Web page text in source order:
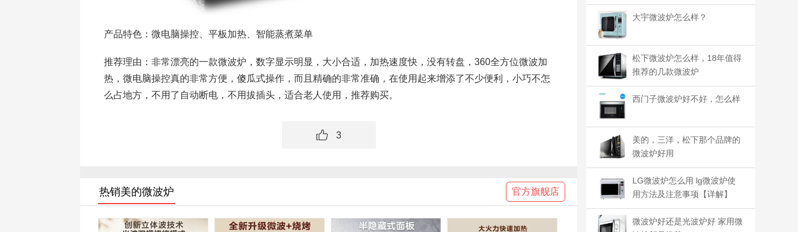
产品特色：微电脑操控、平板加热、智能蒸煮菜单
推荐理由：非常漂亮的一款微波炉，数字显示明显，大小合适，加热速度快，没有转盘，360全方位微波加
热，微电脑操控真的非常方便，傻瓜式操作，而且精确的非常准确，在使用起来增添了不少便利，小巧不怎
么占地方，不用了自动断电，不用拔插头，适合老人使用，推荐购买。
3
热销美的微波炉 官方旗舰店
大宇微波炉怎么样？
松下微波炉怎么样，18年值得
推荐的几款微波炉
西门子微波炉好不好，怎么样
美的，三洋，松下那个品牌的
微波炉好用
LG微波炉怎么用 lg微波炉使
用方法及注意事项【详解】
微波炉好还是光波炉好 家用微